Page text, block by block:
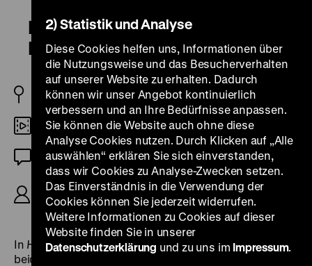
Herr Kim und Schwester
Lotusblüte
D 2015
Digital HD
OmeU
R: Sou-Yen Kim, Miriam Rossius, K: Shai Levy,
Christian Trieloff, Friedemann Hottenbacher, 77’
In Herr Kim und Schwester Lotusblütearbeiten die
beiden Regisseurinnen Sou-Yen Kim und Miriam
2) Statistik und Analyse
Diese Cookies helfen uns, Informationen über
die Nutzungsweise und das Besucherverhalten
auf unserer Website zu erhalten. Dadurch
können wir unser Angebot kontinuierlich
verbessern und an Ihre Bedürfnisse anpassen.
Sie können die Website auch ohne diese
Analyse Cookies nutzen. Durch Klicken auf „Alle
auswählen“ erklären Sie sich einverstanden,
dass wir Cookies zu Analyse-Zwecken setzen.
Das Einverständnis in die Verwendung der
Cookies können Sie jederzeit widerrufen.
Weitere Informationen zu Cookies auf dieser
Website finden Sie in unserer
Datenschutzerklärung und zu uns im Impressum.